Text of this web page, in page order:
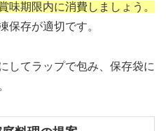
味期限内に消費しましょう。
保存が適切です。
してラップで包み、保存袋に